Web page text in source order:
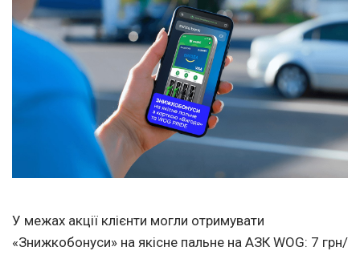
У межах акції клієнти могли отримувати
«Знижкобонуси» на якісне пальне на АЗК WOG: 7 грн/